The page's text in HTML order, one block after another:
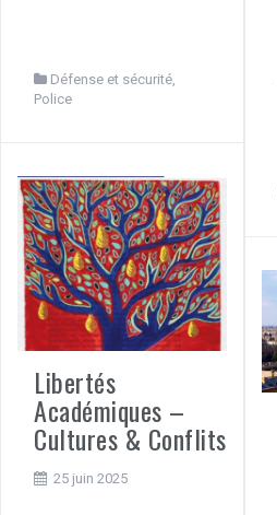
Défense et sécurité,
Police
Libertés
Académiques –
Cultures & Conflits
25 juin 2025